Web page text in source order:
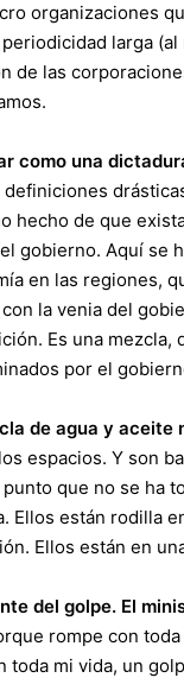
organizaciones
larga
de las
como una
hecho de que
gobierno. Aquí se
en las regiones,
la venia del
Es una
por el
de agua y aceite
espacios. Y son
que no se ha
Ellos están rodilla
Ellos están en
del golpe. El
rompe con
toda mi vida, un